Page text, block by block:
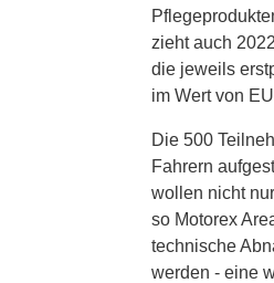
zieht auch
die jeweils
im Wert von
Die 500
Fahrern
wollen nicht
so Motorex
technische
werden - eine